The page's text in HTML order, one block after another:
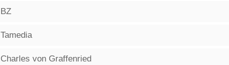
BZ
Tamedia
Charles von Graffenried